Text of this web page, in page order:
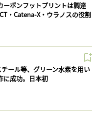
ーボンフットプリントは調達
・Catena-X・ウラノスの役割
チール等、グリーン水素を用い
に成功。日本初